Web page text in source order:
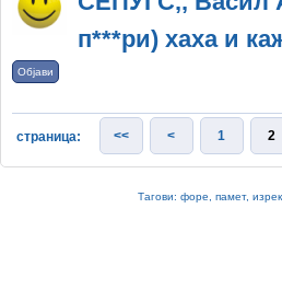
п***ри) хаха и
Објави
страница: << < 1 2
Тагови:форе ,памет,